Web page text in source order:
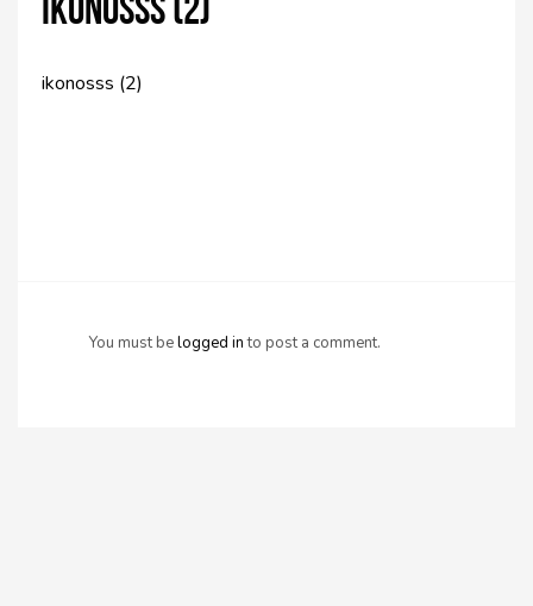
ikonosss (2)
ikonosss (2)
You must belogged into post a comment.